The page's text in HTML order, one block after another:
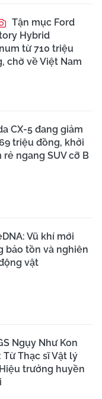
Tận mục Ford
Hybrid
từ 710 triệu
chờ về Việt Nam
CX-5 đang giảm
triệu đồng, khởi
rẻ ngang SUV cỡ B
Vũ khí mới
bảo tồn và nghiên
vật
Ngụy Như Kon
Từ Thạc sĩ Vật lý
trưởng huyền